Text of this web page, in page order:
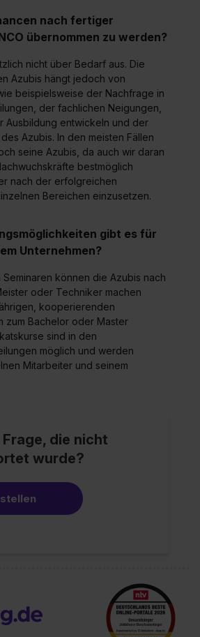
ganz oder teilweise über unsere
unter dem Punkt „Datenschutz-
du durch Klick auf „Details
Datenschutzerklärung
nach fertiger
übernommen zu werden?
nicht über Bedarf aus. Die
Azubis hängt jedoch von
beispielsweise der Nachfrage in
der fachlichen Neigungen,
Ausbildung entwickeln und der
Azubis. In den meisten Fällen
seine Azubis, da auch wir daran
bestmöglich
nach der erfolgreichen
Bereichen einzusetzen.
gibt es für
Unternehmen?
können die Azubis nach
oder Techniker machen
kooperierenden
zum Bachelor oder Master
sind in den
möglich und werden
Mitarbeiter und seinem
die nicht
wurde?